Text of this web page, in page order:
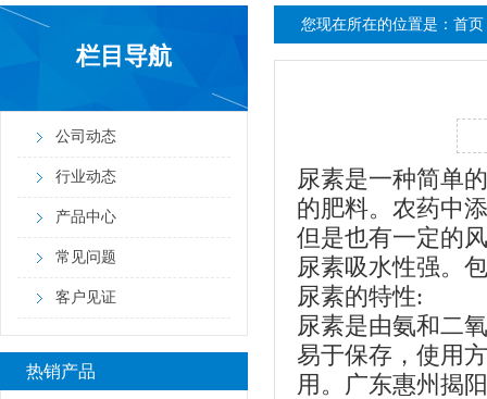
栏目导航
公司动态
行业动态
产品中心
常见问题
客户见证
热销产品
您现在所在的位置是： 首页
尿素是一种简单
的肥料。农药中
但是也有一定的
尿素吸水性强。
尿素的特性:
尿素是由氨和二
易于保存，使用
用。广东惠州揭